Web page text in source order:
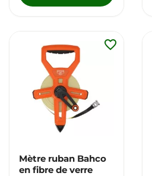
Mètre ruban Bahco
en fibre de verre
favorite_border